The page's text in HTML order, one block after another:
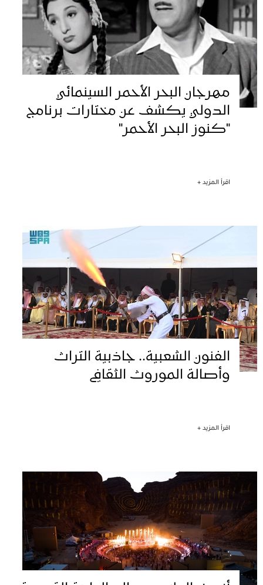
مهرجان البحر الأحمر السينمائي
الدولي يكشف عن مختارات برنامج
"كنوز البحر الأحمر"
اقرأ المزيد +
الفنون الشعبية.. جاذبية التراث
وأصالة الموروث الثقافي
اقرأ المزيد +